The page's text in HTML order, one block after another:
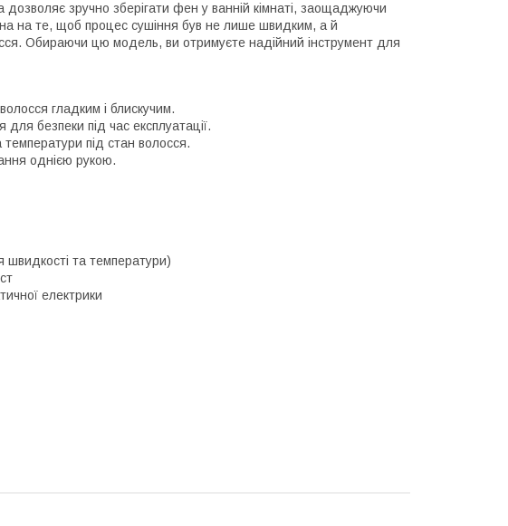
зручно зберігати фен у ванній кімнаті, заощаджуючи
на те, щоб процес сушіння був не лише швидким, а й
Обираючи цю модель, ви отримуєте надійний інструмент для
гладким і блискучим.
безпеки під час експлуатації.
під стан волосся.
однією рукою.
швидкості та температури)
електрики